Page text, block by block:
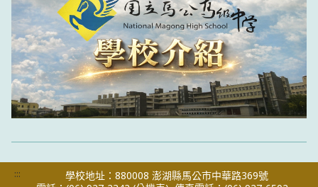
:::
學校地址：880008 澎湖縣馬公市中華路369號